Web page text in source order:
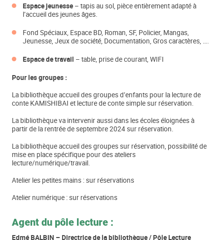
Espace jeunesse– tapis au sol, pièce entièrement adapté à
l’accueil des jeunes âges.
Fond Spéciaux, Espace BD, Roman, SF, Policier, Mangas,
Jeunesse, Jeux de société, Documentation, Gros caractères, ….
Espace de travail – table, prise de courant, WIFI
Pour les groupes :
La bibliothèque accueil des groupes d’enfants pour la lecture de
conte KAMISHIBAI et lecture de conte simple sur réservation.
La bibliothèque va intervenir aussi dans les écoles éloignées à
partir de la rentrée de septembre 2024 sur réservation.
La bibliothèque accueil des groupes sur réservation, possibilité de
mise en place spécifique pour des ateliers
lecture/numérique/travail.
Atelier les petites mains : sur réservations
Atelier numérique : sur réservations
Agent du pôle lecture :
Edmé BALBIN – Directrice de la bibliothèque / Pôle Lecture